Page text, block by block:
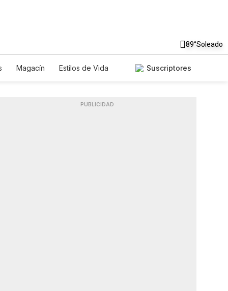
89°Soleado
Magacín
Estilos de Vida
Suscriptores
PUBLICIDAD